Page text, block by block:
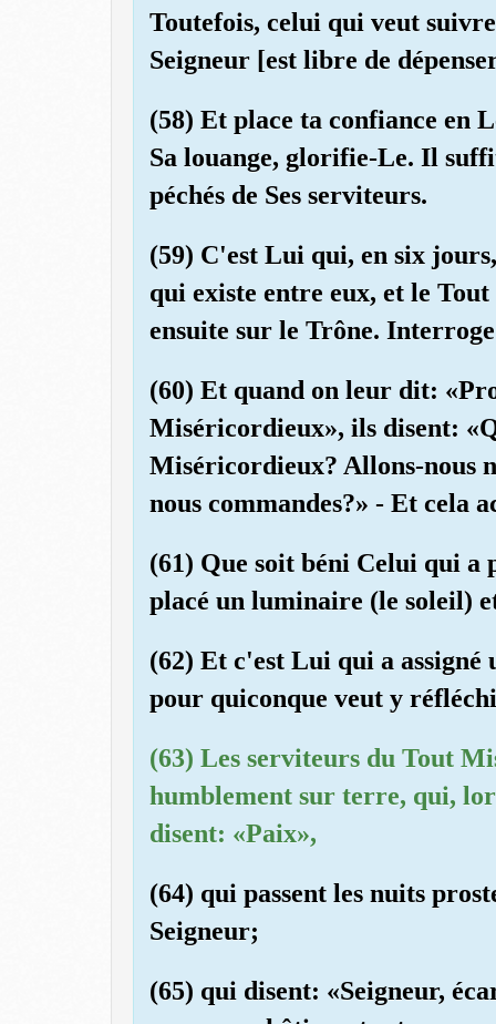
Toutefois, celui qui veut
Seigneur [est libre de
(58) Et place ta confiance en
Sa louange, glorifie-Le. Il
péchés de Ses serviteurs.
(59) C'est Lui qui, en six
qui existe entre eux, et le
ensuite sur le Trône.
(60) Et quand on leur dit:
Miséricordieux», ils disent:
Miséricordieux? Allons-nous
nous commandes?» - Et cela
(61) Que soit béni Celui qui a
placé un luminaire (le soleil)
(62) Et c'est Lui qui a
pour quiconque veut y
(63) Les serviteurs du Tout
humblement sur terre, qui,
disent: «Paix»,
(64) qui passent les nuits
Seigneur;
(65) qui disent: «Seigneur,